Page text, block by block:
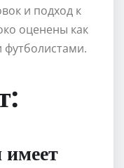
и подход к
оценены как
футболистами.
имеет